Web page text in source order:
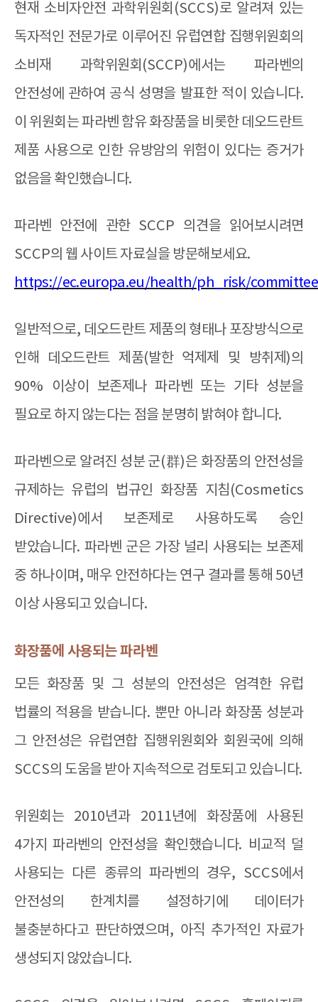
현재 소비자안전 과학위원회 (SCCS)로 알려져 있는
독자적인 전문가로 이루어진 유럽연합 집행위원회의
소비재 과학위원회 (SCCP)에서는 파라벤의
안전성에 관하여 공식 성명을 발표한 적이 있습니다.
이 위원회는 파라벤 함유 화장품을 비롯한 데오드란트
제품 사용으로 인한 유방암의 위험이 있다는 증거가
없음을 확인했습니다.
파라벤 안전에 관한 SCCP 의견을 읽어보시려면
SCCP의 웹 사이트 자료실을 방문해보세요.
https://ec.europa.eu/health/ph_risk/
일반적으로, 데오드란트 제품의 형태나 포장방식으로
인해 데오드란트 제품(발한 억제제 및 방취제 )의
90% 이상이 보존제나 파라벤 또는 기타 성분을
필요로 하지 않는다는 점을 분명히 밝혀야 합니다.
파라벤으로 알려진 성분 군(群)은 화장품의 안전성을
규제하는 유럽의 법규인 화장품 지침(Cosmetics
Directive)에서 보존제로 사용하도록 승인
받았습니다. 파라벤 군은 가장 널리 사용되는 보존제
중 하나이며, 매우 안전하다는 연구 결과를 통해 50년
이상 사용되고 있습니다.
화장품에 사용되는 파라벤
모든 화장품 및 그 성분의 안전성은 엄격한 유럽
법률의 적용을 받습니다. 뿐만 아니라 화장품 성분과
그 안전성은 유럽연합 집행위원회와 회원국에 의해
SCCS의 도움을 받아 지속적으로 검토되고 있습니다.
위원회는 2010년과 2011년에 화장품에 사용된
4가지 파라벤의 안전성을 확인했습니다. 비교적 덜
사용되는 다른 종류의 파라벤의 경우, SCCS에서
안전성의 한계치를 설정하기에 데이터가
불충분하다고 판단하였으며, 아직 추가적인 자료가
생성되지 않았습니다.